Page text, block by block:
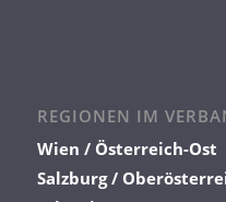
REGIONEN IM
Wien / Österreich-Ost
Salzburg /